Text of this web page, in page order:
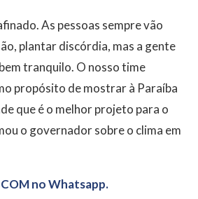
As pessoas sempre vão
plantar discórdia, mas a gente
tranquilo. O nosso time
propósito de mostrar à Paraíba
que é o melhor projeto para o
o governador sobre o clima em
no Whatsapp.